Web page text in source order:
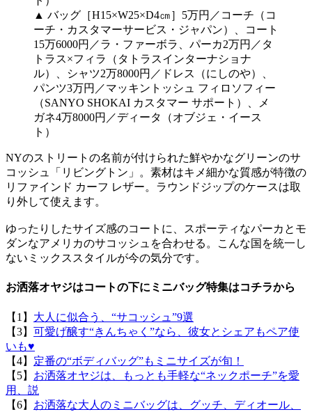
▲ バッグ［H15×W25×D4㎝］5万円／コーチ（コ
ーチ・カスタマーサービス・ジャパン）、コート
15万6000円／ラ・ファーボラ、パーカ2万円／タ
トラス×フィラ（タトラスインターナショナ
ル）、シャツ2万8000円／ドレス（にしのや）、
パンツ3万円／マッキントッシュ フィロソフィー
（SANYO SHOKAI カスタマー サポート）、メ
ガネ4万8000円／ディータ（オブジェ・イース
ト）
NYのストリートの名前が付けられた鮮やかなグリーンのサ
コッシュ「リビングトン」。素材はキメ細かな質感が特徴の
リファインド カーフ レザー。ラウンドジップのケースは取
り外して使えます。
ゆったりしたサイズ感のコートに、スポーティなパーカとモ
ダンなアメリカのサコッシュを合わせる。こんな国を統一し
ないミックススタイルが今の気分です。
お洒落オヤジはコートの下にミニバッグ特集はコチラから
【1】 大人に似合う、“サコッシュ”9選
【3】 可愛げ醸す“きんちゃく”なら、彼女とシェアもペア使
いも♥
【4】 定番の“ボディバッグ”もミニサイズが旬！
【5】 お洒落オヤジは、もっとも手軽な“ネックポーチ”を愛
用、説
【6】 お洒落な大人のミニバッグは、グッチ、ディオール、